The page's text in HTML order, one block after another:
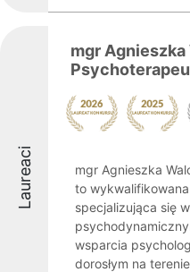
Laureaci
mgr Agnieszka
mgr Agnieszka
to
specjalizująca się
wsparcia
dorosłym na